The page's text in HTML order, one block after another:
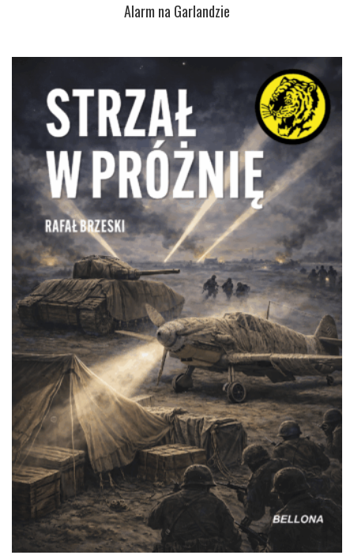
Alarm na Garlandzie